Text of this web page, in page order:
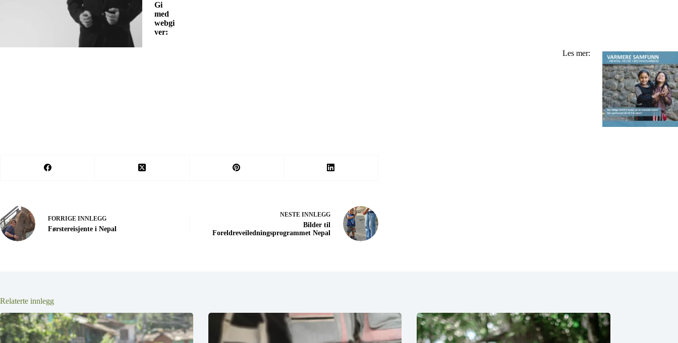
Gi
med
webgi
ver:
Les mer:
FORRIGE INNLEGG
Førstereisjente i Nepal
NESTE INNLEGG
Bilder til
Foreldreveiledningsprogrammet Nepal
Relaterte innlegg